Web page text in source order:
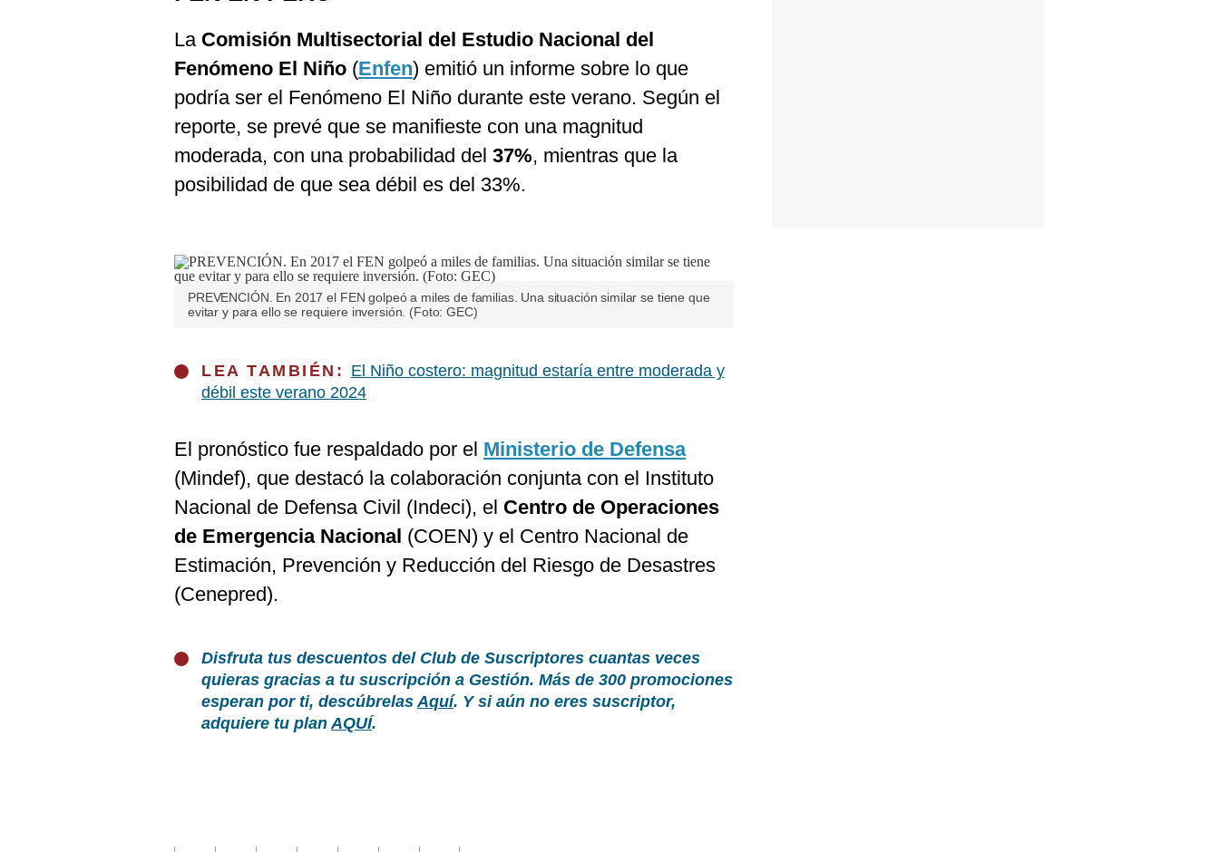
La Comisión Multisectorial del Estudio Nacional del
Fenómeno El Niño (Enfen) emitió un informe sobre lo que
podría ser el Fenómeno El Niño durante este verano. Según el
reporte, se prevé que se manifieste con una magnitud
moderada, con una probabilidad del 37%, mientras que la
posibilidad de que sea débil es del 33%.
PREVENCIÓN. En 2017 el FEN golpeó a miles de familias. Una situación similar se tiene que
evitar y para ello se requiere inversión. (Foto: GEC)
LEA TAMBIÉN: El Niño costero: magnitud estaría entre moderada y
débil este verano 2024
El pronóstico fue respaldado por el Ministerio de Defensa
(Mindef), que destacó la colaboración conjunta con el Instituto
Nacional de Defensa Civil (Indeci), el Centro de Operaciones
de Emergencia Nacional (COEN) y el Centro Nacional de
Estimación, Prevención y Reducción del Riesgo de Desastres
(Cenepred).
Disfruta tus descuentos del Club de Suscriptores cuantas veces
quieras gracias a tu suscripción a Gestión. Más de 300 promociones
esperan por ti, descúbrelasAquí. Y si aún no eres suscriptor,
adquiere tu planAQUÍ.